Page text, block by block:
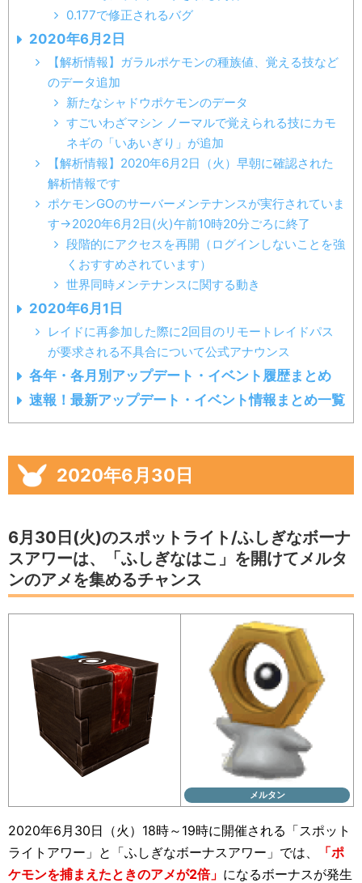
0.177で修正されるバグ
2020年6月2日
【解析情報】ガラルポケモンの種族値、覚える技など
のデータ追加
新たなシャドウポケモンのデータ
すごいわざマシン ノーマルで覚えられる技にカモ
ネギの「いあいぎり」が追加
【解析情報】2020年6月2日（火）早朝に確認された
解析情報です
ポケモンGOのサーバーメンテナンスが実行されていま
す→2020年6月2日(火)午前10時20分ごろに終了
段階的にアクセスを再開（ログインしないことを強
くおすすめされています）
世界同時メンテナンスに関する動き
2020年6月1日
レイドに再参加した際に2回目のリモートレイドパス
が要求される不具合について公式アナウンス
各年・各月別アップデート・イベント履歴まとめ
速報！最新アップデート・イベント情報まとめ一覧
2020年6月30日
6月30日(火)のスポットライト/ふしぎなボーナ
スアワーは、「ふしぎなはこ」を開けてメルタ
ンのアメを集めるチャンス
メルタン
2020年6月30日（火）18時～19時に開催される「スポット
ライトアワー」と「ふしぎなボーナスアワー」では、
「ポ
ケモンを捕まえたときのアメが2倍」 になるボーナスが発生